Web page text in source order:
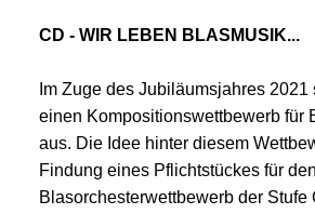
CD - WIR LEBEN BLASMUSIK...
Im Zuge des Jubiläumsjahres
einen Kompositionswettbewerb für
aus. Die Idee hinter diesem
Findung eines Pflichtstückes für den
Blasorchesterwettbewerb der Stufe